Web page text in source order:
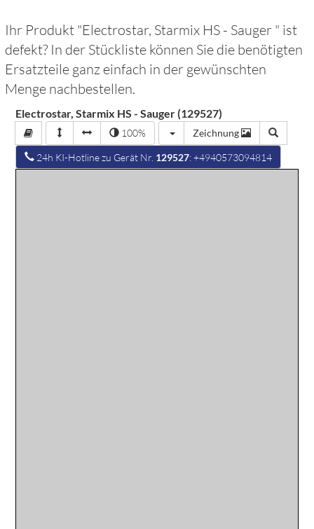
Ihr Produkt "Electrostar, Starmix HS - Sauger " ist
defekt? In der Stückliste können Sie die benötigten
Ersatzteile ganz einfach in der gewünschten
Menge nachbestellen.
Electrostar, Starmix HS - Sauger (129527)
100% Zeichnung
24h KI-Hotline zu Gerät Nr. 129527: +4940573094814